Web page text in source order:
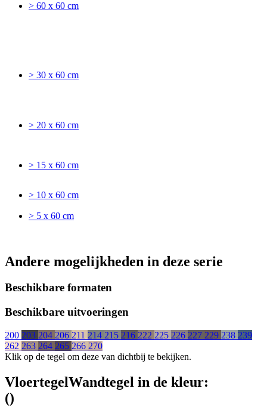
> 60 x 60 cm
> 30 x 60 cm
> 20 x 60 cm
> 15 x 60 cm
> 10 x 60 cm
> 5 x 60 cm
Andere mogelijkheden in deze serie
Beschikbare formaten
Beschikbare uitvoeringen
200 203 204 206 211 214 215 216 222 225 226 227 229 238 239
262 263 264 265 266 270
Klik op de tegel om deze van dichtbij te bekijken.
VloertegelWandtegel in de kleur:
()